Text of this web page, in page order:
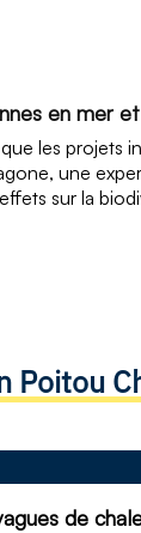
en mer
les projets
une
sur la
Poitou
de